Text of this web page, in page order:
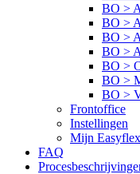
BO >
BO >
BO >
BO >
BO >
BO >
BO >
Frontoffice
Instellingen
Mijn Easyflex
FAQ